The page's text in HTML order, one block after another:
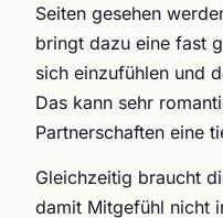
Seiten gesehen
bringt dazu eine fast
sich einzufühlen und
Das kann sehr
Partnerschaften eine
Gleichzeitig braucht
damit Mitgefühl nicht